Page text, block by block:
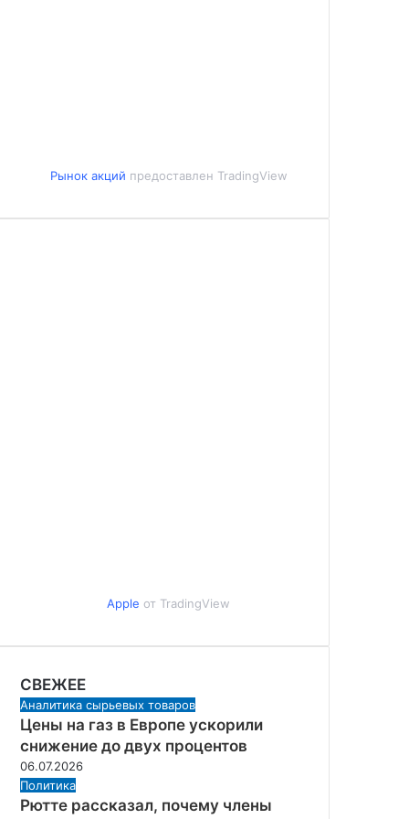
Рынок акций предоставлен TradingView
Apple от TradingView
СВЕЖЕЕ
Аналитика сырьевых товаров
Цены на газ в Европе ускорили
снижение до двух процентов
06.07.2026
Политика
Рютте рассказал, почему члены